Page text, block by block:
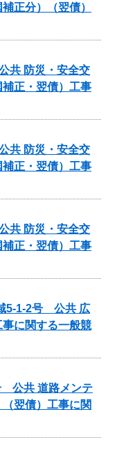
正分）（翌債）
共 防災・安全交
正・翌債）工事
共 防災・安全交
正・翌債）工事
共 防災・安全交
正・翌債）工事
5-1-2号 公共 広
に関する一般競
公共 道路メンテ
翌債）工事に関